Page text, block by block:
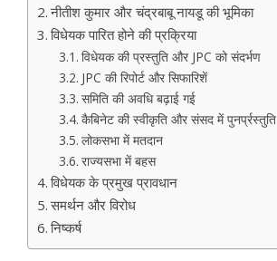
नीतीश कुमार और चंद्रबाबू नायडू की भूमिका
विधेयक पारित होने की प्रक्रिया
विधेयक की प्रस्तुति और JPC को संदर्भण
JPC की रिपोर्ट और सिफारिशें
समिति की अवधि बढ़ाई गई
कैबिनेट की स्वीकृति और संसद में पुनर्प्रस्तुति
लोकसभा में मतदान
राज्यसभा में बहस
विधेयक के प्रमुख प्रावधान
समर्थन और विरोध
निष्कर्ष